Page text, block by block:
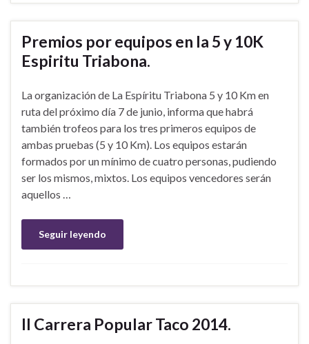
Premios por equipos en la 5 y 10K
Espiritu Triabona.
La organización de La Espíritu Triabona 5 y 10 Km en
ruta del próximo día 7 de junio, informa que habrá
también trofeos para los tres primeros equipos de
ambas pruebas (5 y 10 Km). Los equipos estarán
formados por un mínimo de cuatro personas, pudiendo
ser los mismos, mixtos. Los equipos vencedores serán
aquellos …
Seguir leyendo
II Carrera Popular Taco 2014.